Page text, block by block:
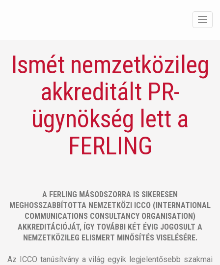
Ismét nemzetközileg
akkreditált PR-
ügynökség lett a
FERLING
A FERLING MÁSODSZORRA IS SIKERESEN
MEGHOSSZABBÍTOTTA NEMZETKÖZI ICCO (INTERNATIONAL
COMMUNICATIONS CONSULTANCY ORGANISATION)
AKKREDITÁCIÓJÁT, ÍGY TOVÁBBI KÉT ÉVIG JOGOSULT A
NEMZETKÖZILEG ELISMERT MINŐSÍTÉS VISELÉSÉRE.
Az ICCO tanúsítvány a világ egyik legjelentősebb szakmai